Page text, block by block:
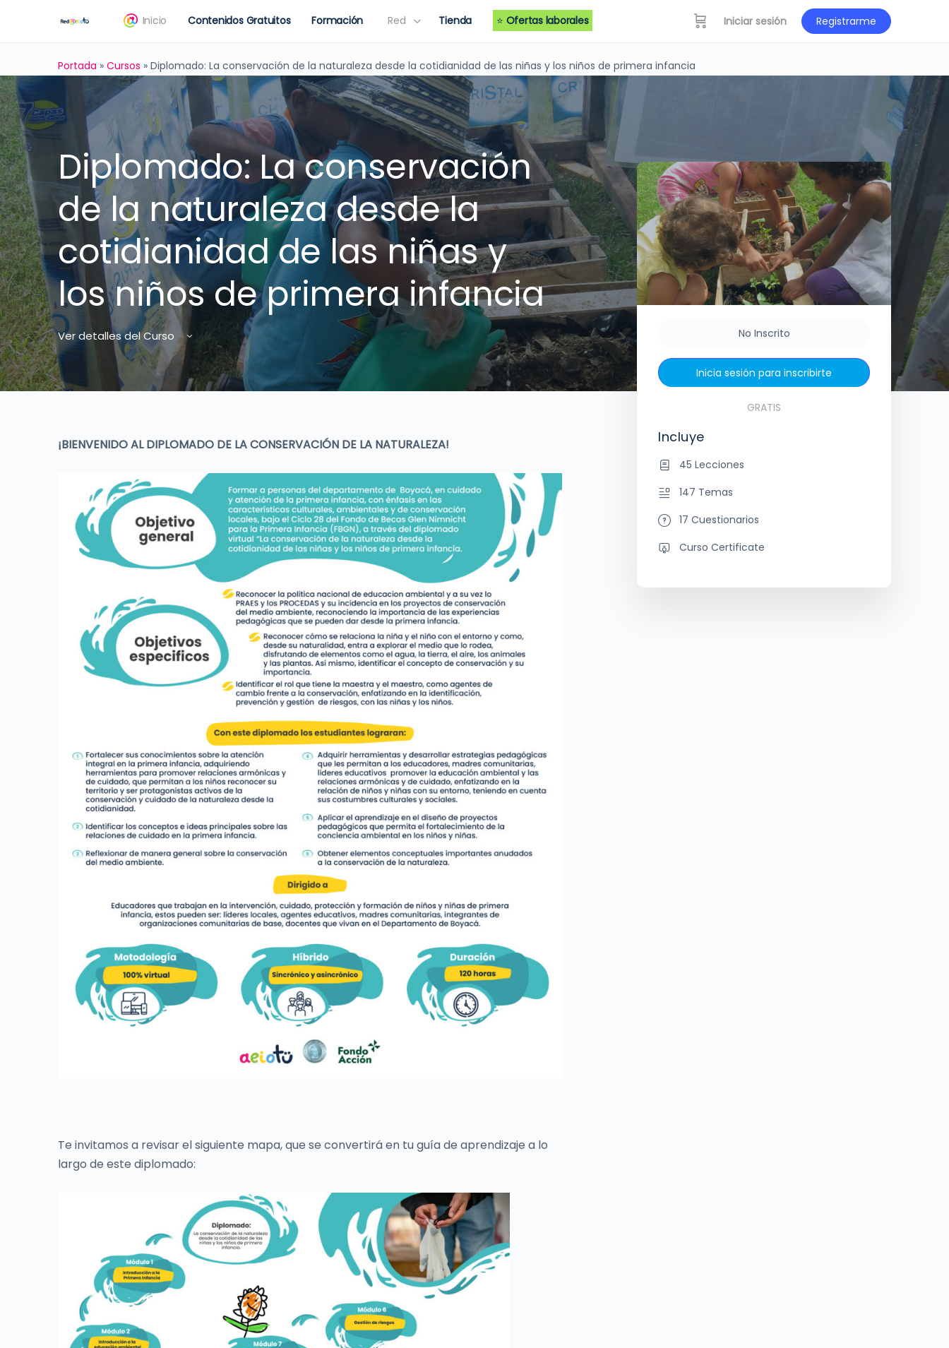
Inicio Contenidos Gratuitos Formación Red Tienda ⭐ Ofertas laborales Iniciar sesión Registrarme
Portada » Cursos » Diplomado: La conservación de la naturaleza desde la cotidianidad de las niñas y los niños de primera infancia
Diplomado: La conservación
de la naturaleza desde la
cotidianidad de las niñas y
los niños de primera infancia
Ver detalles del Curso
¡BIENVENIDO AL DIPLOMADO DE LA CONSERVACIÓN DE LA NATURALEZA!
Te invitamos a revisar el siguiente mapa, que se convertirá en tu guía de aprendizaje a lo
largo de este diplomado:
No Inscrito
Inicia sesión para inscribirte
GRATIS
Incluye
45 Lecciones
147 Temas
17 Cuestionarios
Curso Certificate